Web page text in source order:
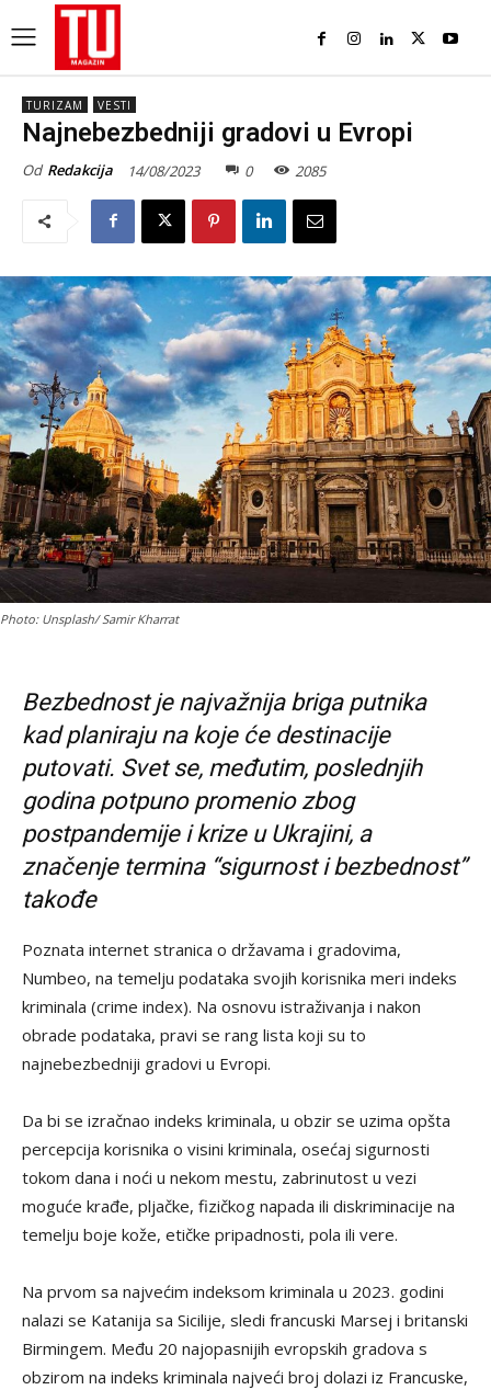
TURIZAM VESTI
Najnebezbedniji gradovi u Evropi
Od Redakcija 14/08/2023 0 2085
Photo: Unsplash/ Samir Kharrat
Bezbednost je najvažnija briga putnika
kad planiraju na koje će destinacije
putovati. Svet se, međutim, poslednjih
godina potpuno promenio zbog
postpandemije i krize u Ukrajini, a
značenje termina “sigurnost i bezbednost”
takođe
Poznata internet stranica o državama i gradovima,
Numbeo, na temelju podataka svojih korisnika meri indeks
kriminala (crime index). Na osnovu istraživanja i nakon
obrade podataka, pravi se rang lista koji su to
najnebezbedniji gradovi u Evropi.
Da bi se izračnao indeks kriminala, u obzir se uzima opšta
percepcija korisnika o visini kriminala, osećaj sigurnosti
tokom dana i noći u nekom mestu, zabrinutost u vezi
moguće krađe, pljačke, fizičkog napada ili diskriminacije na
temelju boje kože, etičke pripadnosti, pola ili vere.
Na prvom sa najvećim indeksom kriminala u 2023. godini
nalazi se Katanija sa Sicilije, sledi francuski Marsej i britanski
Birmingem. Među 20 najopasnijih evropskih gradova s
obzirom na indeks kriminala najveći broj dolazi iz Francuske,